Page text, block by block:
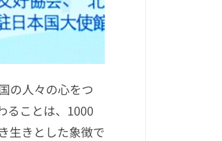
の人々の心をつ
ることは、1000
生きとした象徴で